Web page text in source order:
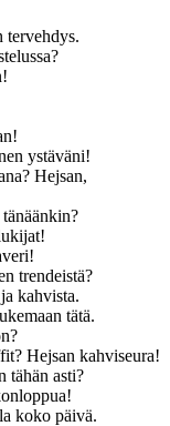
tervehdys.
ystäväni!
Hejsan,
trendeistä?
kahvista.
tätä.
Hejsan kahviseura!
tähän asti?
koko päivä.